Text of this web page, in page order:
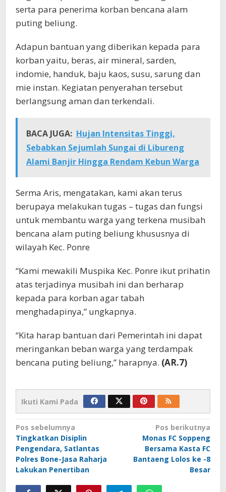
serta para penerima korban bencana alam
puting beliung.
Adapun bantuan yang diberikan kepada para
korban yaitu, beras, air mineral, sarden,
indomie, handuk, baju kaos, susu, sarung dan
mie instan. Kegiatan penyerahan tersebut
berlangsung aman dan terkendali.
BACA JUGA: Hujan Intensitas Tinggi,
Sebabkan Sejumlah Sungai di Libureng
Alami Banjir Hingga Rendam Kebun Warga
Serma Aris, mengatakan, kami akan terus
berupaya melakukan tugas – tugas dan fungsi
untuk membantu warga yang terkena musibah
bencana alam puting beliung khususnya di
wilayah Kec. Ponre
“Kami mewakili Muspika Kec. Ponre ikut prihatin
atas terjadinya musibah ini dan berharap
kepada para korban agar tabah
menghadapinya,” ungkapnya.
“Kita harap bantuan dari Pemerintah ini dapat
meringankan beban warga yang terdampak
bencana puting beliung,” harapnya. (AR.7)
Ikuti Kami Pada
Navigasi
pos
Pos sebelumnya
Tingkatkan Disiplin
Pengendara, Satlantas
Polres Bone-Jasa Raharja
Lakukan Penertiban
Pos berikutnya
Monas FC Soppeng
Bersama Kasta FC
Bantaeng Lolos ke -8
Besar